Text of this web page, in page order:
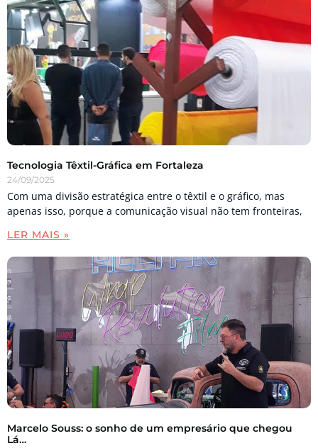
Tecnologia Têxtil-Gráfica em Fortaleza
24/09/2025
Com uma divisão estratégica entre o têxtil e o gráfico, mas
apenas isso, porque a comunicação visual não tem fronteiras,
LER MAIS »
Marcelo Souss: o sonho de um empresário que chegou
Lá…